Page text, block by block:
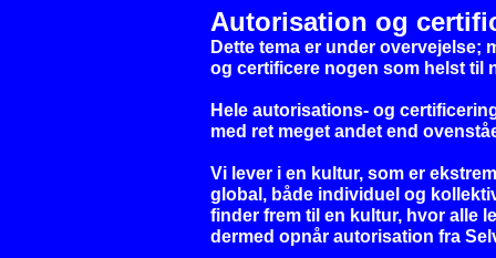
Autorisation og
Dette tema er under overvejelse;
og certificere nogen som helst til
Hele autorisations- og
med ret meget andet end
Vi lever i en kultur, som er
global, både individuel og
finder frem til en kultur, hvor alle
dermed opnår autorisation fra